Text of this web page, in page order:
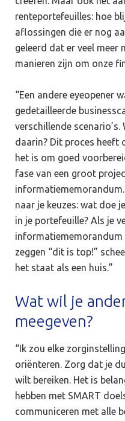
renteportefeuilles: hoe
aflossingen die er nog
geleerd dat er veel meer
manieren zijn om onze
“Een andere eyeopener
gedetailleerde
verschillende
daarin? Dit proces heeft
het is om goed
fase van een groot
naar je keuzes: wat doe
in je portefeuille? Als je
informatiememorandum
zeggen “dit is top!”
het staat als een huis.”
Wat wil je
meegeven?
“Ik zou elke
oriënteren. Zorg dat je
wilt bereiken. Het is
hebben met SMART
communiceren met alle